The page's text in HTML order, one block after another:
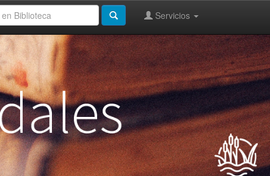
Servicios